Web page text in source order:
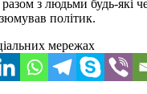
з людьми будь-які
політик.
мережах